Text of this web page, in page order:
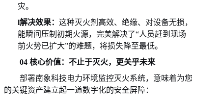
灾。
l解决效果： 这种灭火剂高效、绝缘、对设备无损，
能瞬间压制初期火源，完美解决了“人员赶到现场
前火势已扩大”的难题，将损失降至最低。
04 核心价值：不止于灭火，更关乎未来
部署南象科技电力环境监控灭火系统，意味着为您
的关键资产建立起一道数字化的安全屏障：